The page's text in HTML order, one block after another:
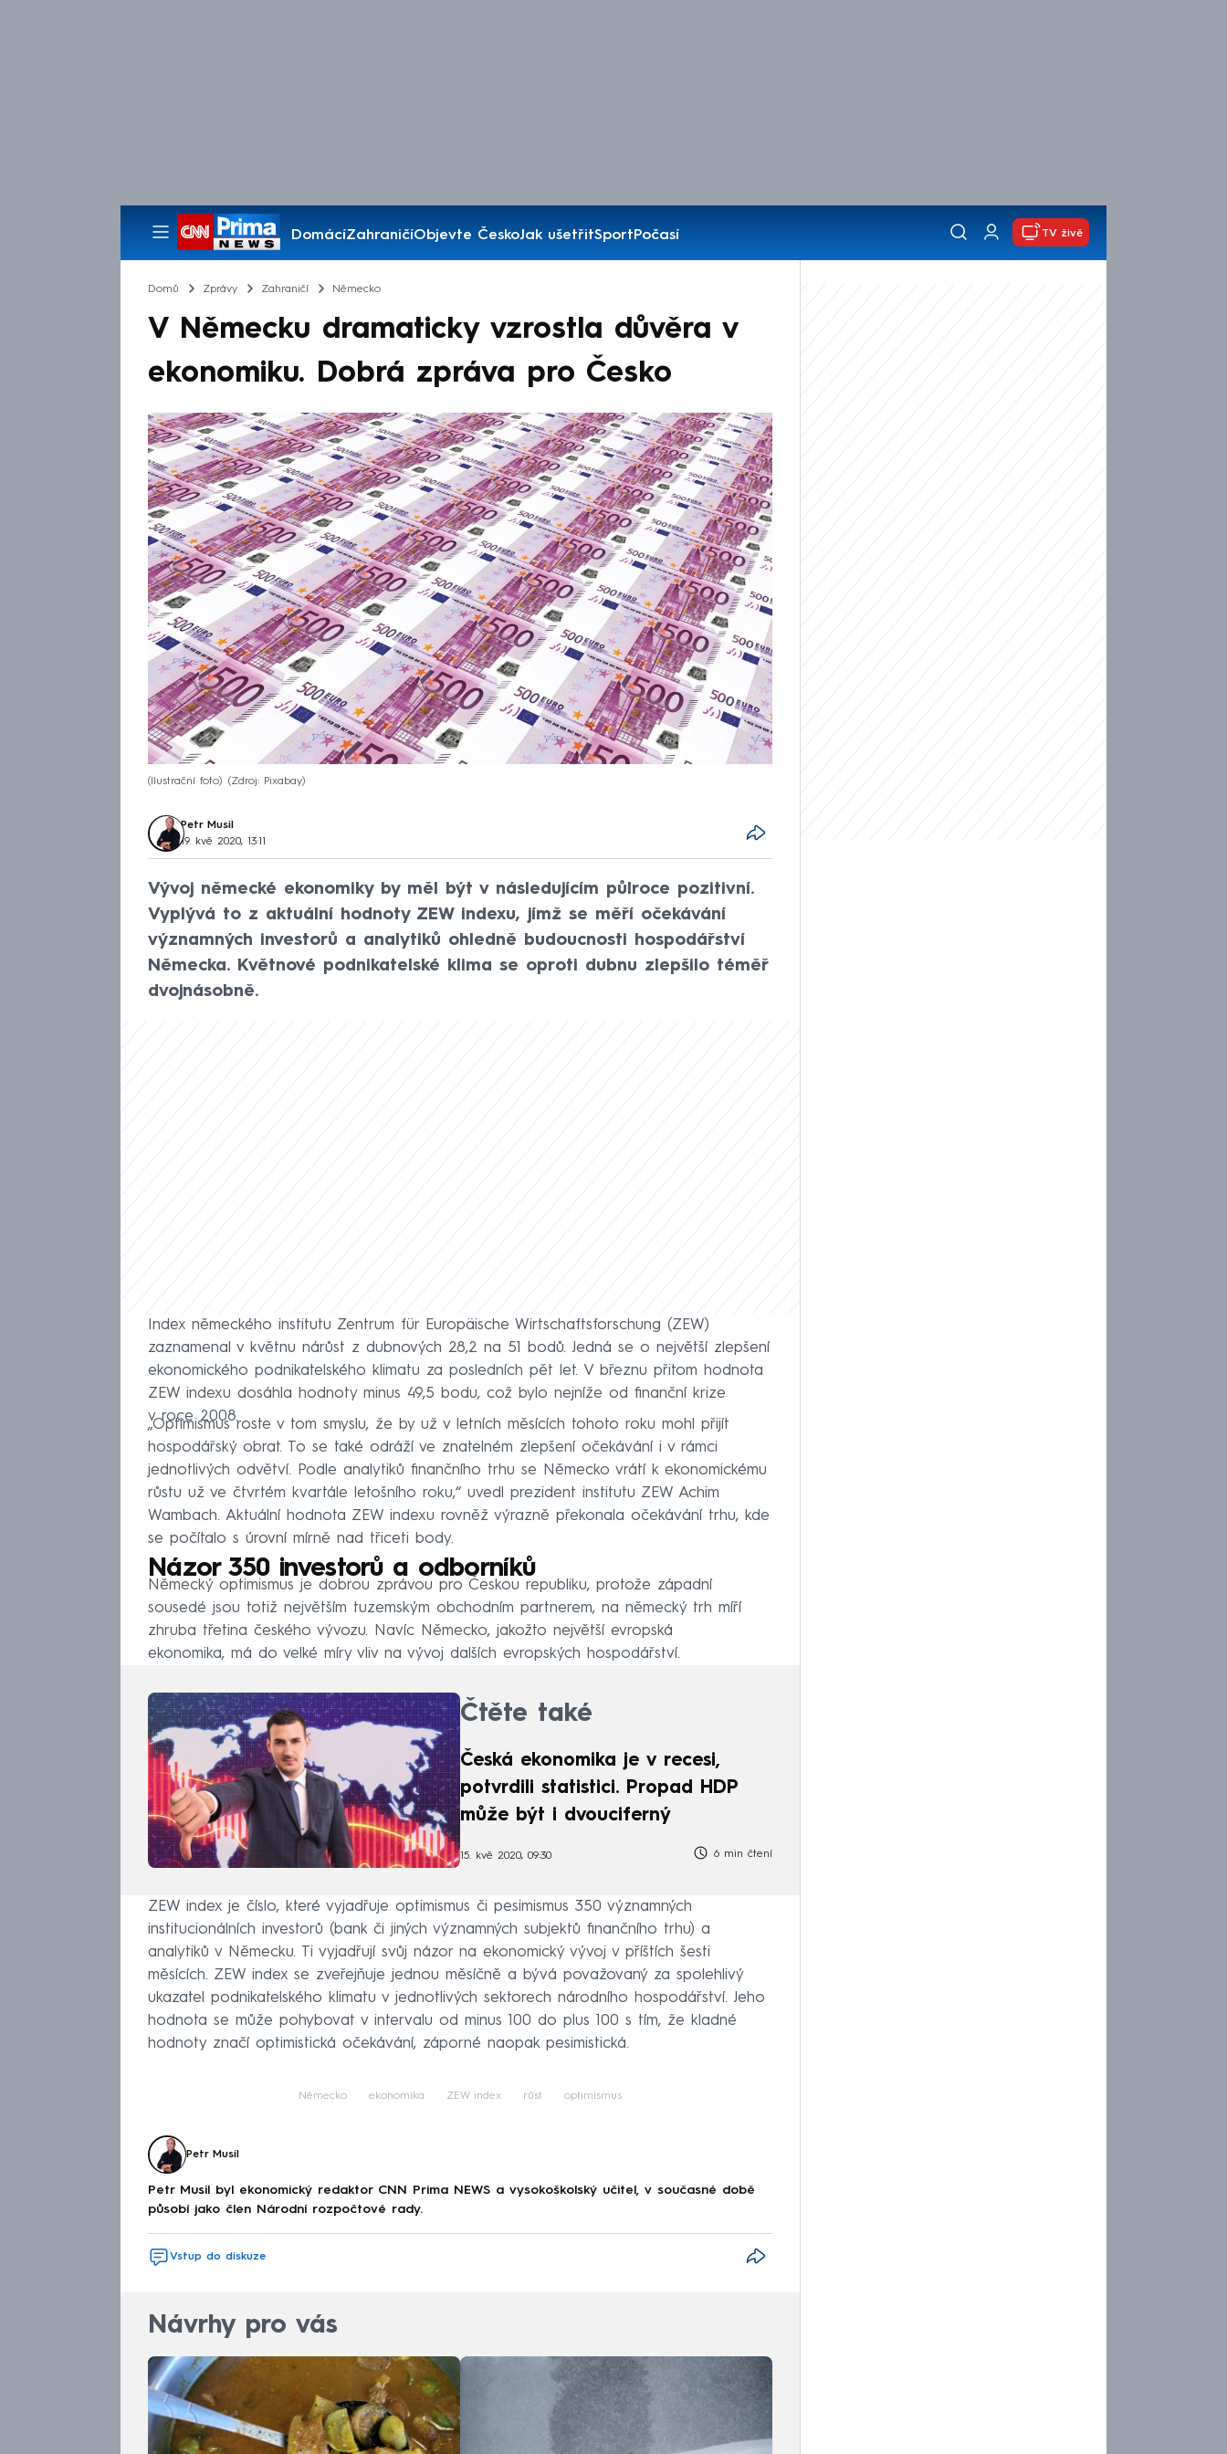
DomácíZahraničíObjevte ČeskoJak ušetřitSportPočasí
Pořady
TV živě
Domů Zprávy Zahraničí Německo
V Německu dramaticky vzrostla důvěra v
ekonomiku. Dobrá zpráva pro Česko
(Ilustrační foto) Zdroj: Pixabay
Petr Musil
19. kvě 2020, 13:11
Vývoj německé ekonomiky by měl být v následujícím půlroce pozitivní.
Vyplývá to z aktuální hodnoty ZEW indexu, jímž se měří očekávání
významných investorů a analytiků ohledně budoucnosti hospodářství
Německa. Květnové podnikatelské klima se oproti dubnu zlepšilo téměř
dvojnásobně.
Index německého institutu Zentrum für Europäische Wirtschaftsforschung (ZEW)
zaznamenal v květnu nárůst z dubnových 28,2 na 51 bodů. Jedná se o největší zlepšení
ekonomického podnikatelského klimatu za posledních pět let. V březnu přitom hodnota
ZEW indexu dosáhla hodnoty minus 49,5 bodu, což bylo nejníže od finanční krize
v roce 2008.
„Optimismus roste v tom smyslu, že by už v letních měsících tohoto roku mohl přijít
hospodářský obrat. To se také odráží ve znatelném zlepšení očekávání i v rámci
jednotlivých odvětví. Podle analytiků finančního trhu se Německo vrátí k ekonomickému
růstu už ve čtvrtém kvartále letošního roku,“ uvedl prezident institutu ZEW Achim
Wambach. Aktuální hodnota ZEW indexu rovněž výrazně překonala očekávání trhu, kde
se počítalo s úrovní mírně nad třiceti body.
Názor 350 investorů a odborníků
Německý optimismus je dobrou zprávou pro Českou republiku, protože západní
sousedé jsou totiž největším tuzemským obchodním partnerem, na německý trh míří
zhruba třetina českého vývozu. Navíc Německo, jakožto největší evropská
ekonomika, má do velké míry vliv na vývoj dalších evropských hospodářství.
Čtěte také
Česká ekonomika je v recesi,
potvrdili statistici. Propad HDP
může být i dvouciferný
15. kvě 2020, 09:30 6 min čtení
ZEW index je číslo, které vyjadřuje optimismus či pesimismus 350 významných
institucionálních investorů (bank či jiných významných subjektů finančního trhu) a
analytiků v Německu. Ti vyjadřují svůj názor na ekonomický vývoj v příštích šesti
měsících. ZEW index se zveřejňuje jednou měsíčně a bývá považovaný za spolehlivý
ukazatel podnikatelského klimatu v jednotlivých sektorech národního hospodářství. Jeho
hodnota se může pohybovat v intervalu od minus 100 do plus 100 s tím, že kladné
hodnoty značí optimistická očekávání, záporné naopak pesimistická.
Německo ekonomika ZEW index růst optimismus
Petr Musil
Petr Musil byl ekonomický redaktor CNN Prima NEWS a vysokoškolský učitel, v současné době
působí jako člen Národní rozpočtové rady.
Vstup do diskuze
Návrhy pro vás